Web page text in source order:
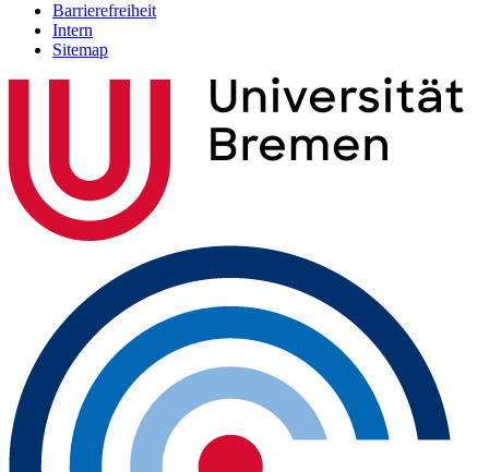
Barrierefreiheit
Intern
Sitemap